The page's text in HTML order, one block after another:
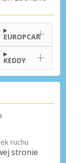
EUROPCAR
KEDDY
ruchu
stronie